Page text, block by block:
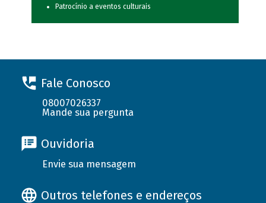
Patrocínio a eventos culturais
Fale Conosco
08007026337
Mande sua pergunta
Ouvidoria
Envie sua mensagem
Outros telefones e endereços